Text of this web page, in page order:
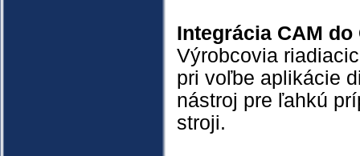
Integrácia CAM
Výrobcovia
pri voľbe aplikácie
nástroj pre ľahkú
stroji.